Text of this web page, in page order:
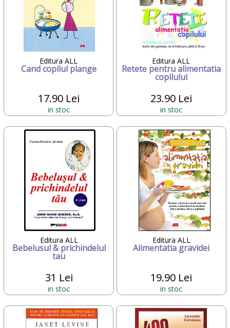
Editura ALL
Cand copilul plange
17.90 Lei
in stoc
Editura ALL
Retete pentru alimentatia
copilului
23.90 Lei
in stoc
Editura ALL
Bebelusul & prichindelul
tau
31 Lei
in stoc
Editura ALL
Alimentatia gravidei
19.90 Lei
in stoc